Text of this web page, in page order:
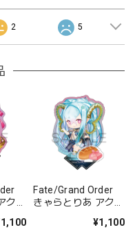
2 5
クリ
ッ
Fate/Grand Order
きゃらとりあ アクリ
ー/ラーヴァ/ティア
¥1,100